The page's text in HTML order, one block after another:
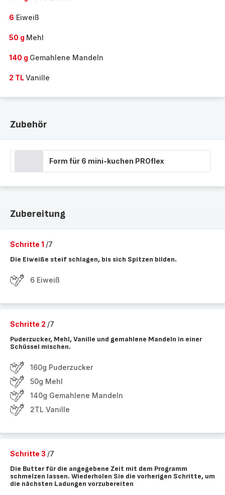
6 Eiweiß
50 g Mehl
140 g Gemahlene Mandeln
2 TLVanille
Zubehör
Form für 6 mini-kuchen PROflex
Zubereitung
Schritte 1 /7
Die Eiweiße steif schlagen, bis sich Spitzen bilden.
6 Eiweiß
Schritte 2 /7
Puderzucker, Mehl, Vanille und gemahlene Mandeln in einer
Schüssel mischen.
160g Puderzucker
50g Mehl
140g Gemahlene Mandeln
2TL Vanille
Schritte 3 /7
Die Butter für die angegebene Zeit mit dem Programm
schmelzen lassen. Wiederholen Sie die vorherigen Schritte, um
die nächsten Ladungen vorzubereiten